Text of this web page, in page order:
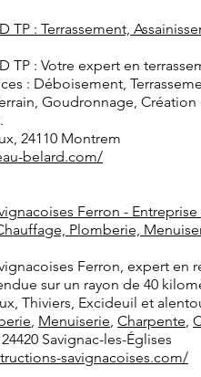
TP : Terrassement,
TP : Votre expert en
: Déboisement,
Goudronnage,
24110 Montrem
belard.com/
Ferron -
Plomberie,
Ferron, expert
sur un rayon de 40
Thiviers, Excideuil et
, Menuiserie, Charpente,
Savignac-les-Églises
savignacoises.com/